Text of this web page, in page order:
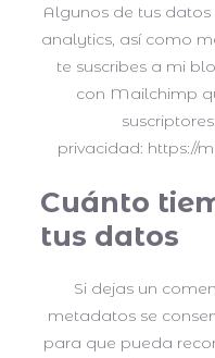
Algunos de tus
analytics, así como
te suscribes a mi
con Mailchimp
privacidad: https://
Cuánto
tus datos
Si dejas un
metadatos se
para que pueda